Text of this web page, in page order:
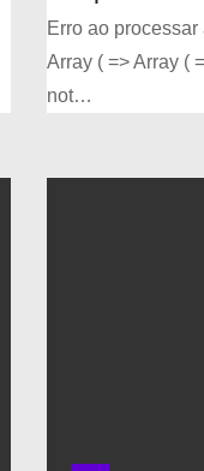
Erro ao
Array ( => Array (
not…